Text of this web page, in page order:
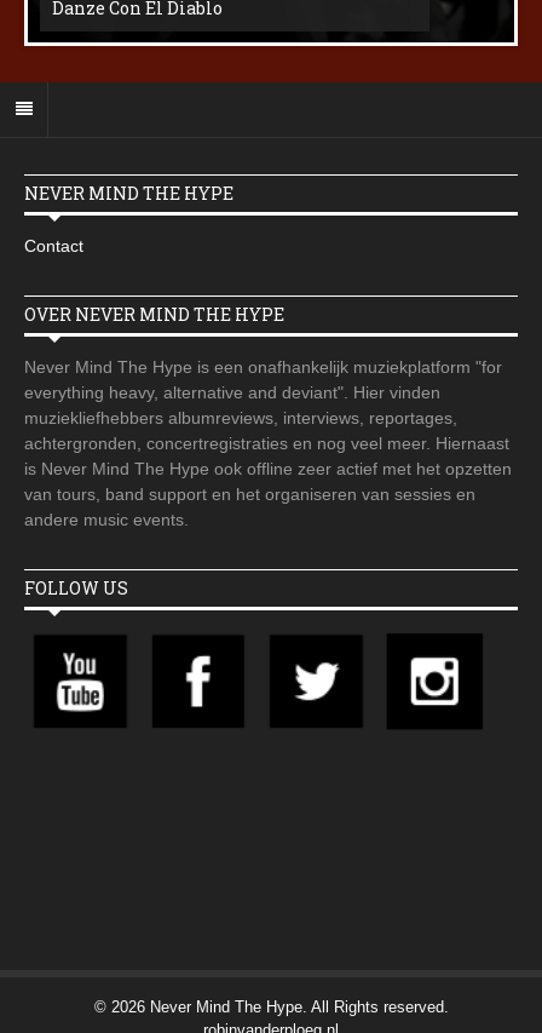
Danze Con El Diablo
NEVER MIND THE HYPE
Contact
OVER NEVER MIND THE HYPE
Never Mind The Hype is een onafhankelijk muziekplatform "for
everything heavy, alternative and deviant". Hier vinden
muziekliefhebbers albumreviews, interviews, reportages,
achtergronden, concertregistraties en nog veel meer. Hiernaast
is Never Mind The Hype ook offline zeer actief met het opzetten
van tours, band support en het organiseren van sessies en
andere music events.
FOLLOW US
© 2026 Never Mind The Hype. All Rights reserved.